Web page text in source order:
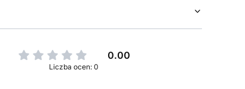
0.00
Liczba ocen: 0